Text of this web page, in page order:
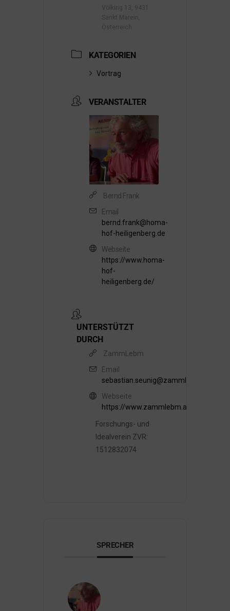
Völking 13, 9431
Sankt Marein,
Österreich
KATEGORIEN
Vortrag
VERANSTALTER
Bernd Frank
Email
bernd.frank@homa-
hof-heiligenberg.de
Webseite
https://www.homa-
hof-
heiligenberg.de/
UNTERSTÜTZT
DURCH
ZammLebm
Email
sebastian.seunig@zammlebm.at
Webseite
https://www.zammlebm.at/
Forschungs- und
Idealverein ZVR:
1512832074
SPRECHER